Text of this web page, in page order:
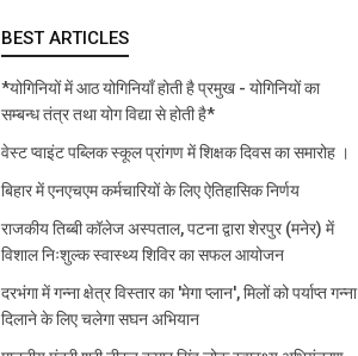
BEST ARTICLES
*योगिनियों में आठ योगिनियाँ होती है प्रमुख - योगिनियों का
सम्बन्ध तंत्र तथा योग विद्या से होती है*
वेस्ट प्वाइंट पब्लिक स्कूल प्रांगण में शिक्षक दिवस का समारोह ।
बिहार में एनएचएम कर्मचारियों के लिए ऐतिहासिक निर्णय
राजकीय तिब्बी कॉलेज अस्पताल, पटना द्वारा शेरपुर (मनेर) में
विशाल निःशुल्क स्वास्थ्य शिविर का सफल आयोजन
दरभंगा में गन्ना क्षेत्र विस्तार का 'मेगा प्लान', मिलों को पर्याप्त गन्ना
दिलाने के लिए चलेगा सघन अभियान